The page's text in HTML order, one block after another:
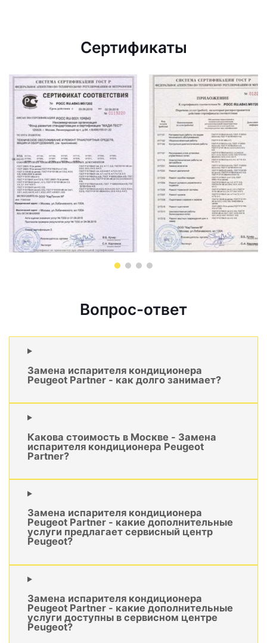
Сертификаты
Вопрос-ответ
Замена испарителя кондиционера
Peugeot Partner - как долго занимает?
Какова стоимость в Москве - Замена
испарителя кондиционера Peugeot
Partner?
Замена испарителя кондиционера
Peugeot Partner - какие дополнительные
услуги предлагает сервисный центр
Peugeot?
Замена испарителя кондиционера
Peugeot Partner - какие дополнительные
услуги доступны в сервисном центре
Peugeot?